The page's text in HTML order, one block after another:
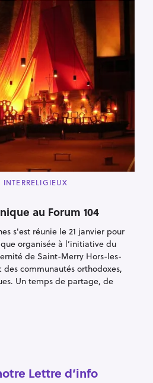
INTERRELIGIEUX
au Forum 104
s'est réunie le 21 janvier pour
organisée à l’initiative du
de Saint-Merry Hors-les-
des communautés orthodoxes,
Un temps de partage, de
Lettre d’info